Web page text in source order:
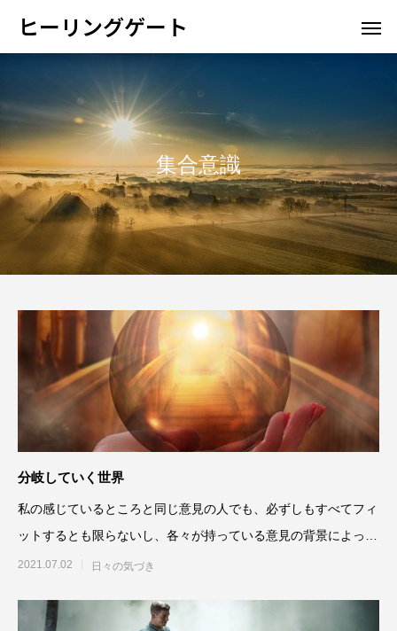
ヒーリングゲート
集合意識
分岐していく世界
私の感じているところと同じ意見の人でも、必ずしもすべてフィ
ットするとも限らないし、各々が持っている意見の背景によっ
て、結論が同じでも馴染まな
2021.07.02 日々の気づき